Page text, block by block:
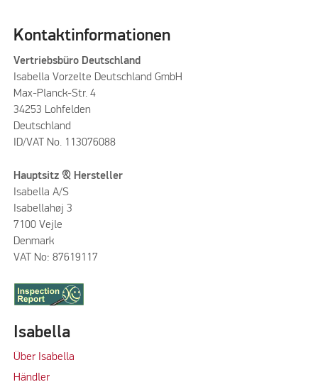
Kontaktinformationen
Vertriebsbüro Deutschland
Isabella Vorzelte Deutschland GmbH
Max-Planck-Str. 4
34253 Lohfelden
Deutschland
ID/VAT No. 113076088
Hauptsitz & Hersteller
Isabella A/S
Isabellahøj 3
7100 Vejle
Denmark
VAT No: 87619117
Isabella
Über Isabella
Händler